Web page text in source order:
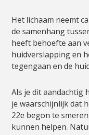
Het lichaam neemt
de samenhang
heeft behoefte aan
huidverslapping en
tegengaan en de
Als je dit aandachtig
je waarschijnlijk dat
22e begon te
kunnen helpen.